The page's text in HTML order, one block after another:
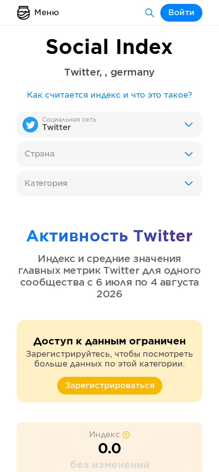
Меню Войти
Social Index
Twitter, , germany
Как считается индекс и что это такое?
Социальная сеть
Twitter
Страна
Категория
Активность Twitter
Индекс и средние значения
главных метрик Twitter для одного
сообщества с 6 июля по 4 августа
2026
Доступ к данным ограничен
Зарегистрируйтесь, чтобы посмотреть
больше данных по этой категории.
Зарегистрироваться
Индекс
0.0
без изменений